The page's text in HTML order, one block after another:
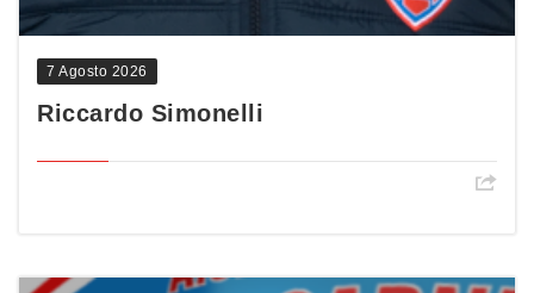
7 Agosto 2026
Riccardo Simonelli